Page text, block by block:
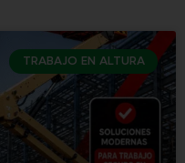
TRABAJO EN ALTURA